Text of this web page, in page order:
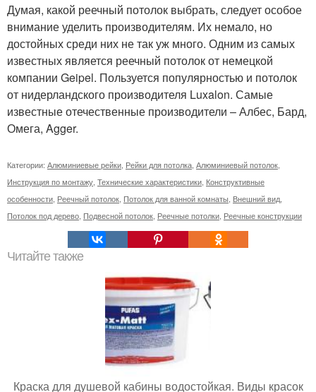
Думая, какой реечный потолок выбрать, следует особое
внимание уделить производителям. Их немало, но
достойных среди них не так уж много. Одним из самых
известных является реечный потолок от немецкой
компании Geipel. Пользуется популярностью и потолок
от нидерландского производителя Luxalon. Самые
известные отечественные производители – Албес, Бард,
Омега, Agger.
Категории: Алюминиевые рейки Рейки для потолка Алюминиевый потолок
Инструкция по монтажу Технические характеристики Конструктивные
особенности Реечный потолок Потолок для ванной комнаты Внешний вид
Потолок под дерево Подвесной потолок Реечные потолки Реечные конструкции
Читайте также
Краска для душевой кабины водостойкая. Виды красок